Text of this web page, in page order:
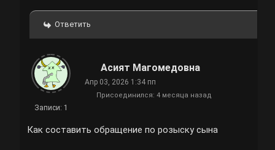
Ответить
Записи: 1
Асият Магомедовна
Апр 03, 2026 1:34 пп
Присоединился: 4 месяца назад
Как составить обращение по розыску сына